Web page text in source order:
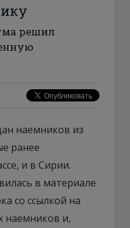
решил
наемников из
ранее
и в Сирии.
в материале
со ссылкой на
наемников и,